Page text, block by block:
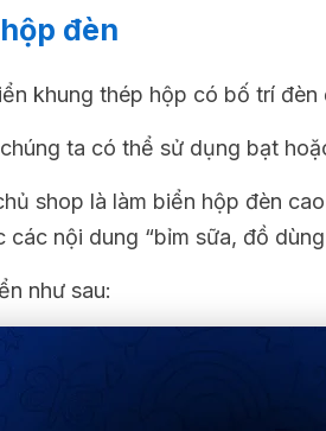
đèn
khung thép hộp có bố trí
ta có thể sử dụng bạt
shop là làm biển hộp đèn
các nội dung “bỉm sữa, đồ
như sau: